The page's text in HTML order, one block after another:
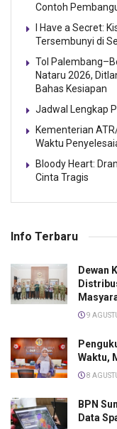
Contoh
I Have a Secret:
Tersembunyi di
Tol
Nataru 2026,
Bahas Kesiapan
Jadwal Lengkap
Kementerian
Waktu
Bloody Heart:
Cinta Tragis
Info Terbaru
Dewan
9
Waktu,
8
BPN
Data